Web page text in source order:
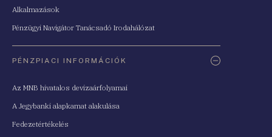
Alkalmazások
Pénzügyi Navigátor Tanácsadó Irodahálózat
PÉNZPIACI INFORMÁCIÓK
Az MNB hivatalos devizaárfolyamai
A Jegybanki alapkamat alakulása
Fedezetértékelés